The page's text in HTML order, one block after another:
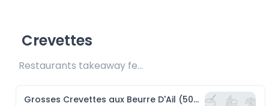
Crevettes
Restaurants takeaway fee Rs20 included
Grosses Crevettes aux Beurre D'Ail (500g)